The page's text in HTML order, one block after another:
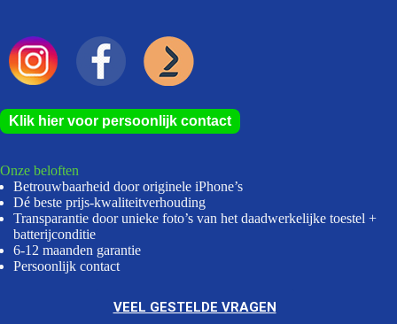
Klik hier voor persoonlijk contact
Onze beloften
Betrouwbaarheid door originele iPhone’s
Dé beste prijs-kwaliteitverhouding
Transparantie door unieke foto’s van het daadwerkelijke toestel +
batterijconditie
6-12 maanden garantie
Persoonlijk contact
VEEL GESTELDE VRAGEN